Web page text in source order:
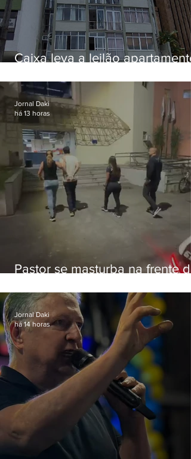
Caixa leva a leilão apartamento
Botafogo
Pastor se masturba na frente de
Jornal Daki
há 13 horas
Jornal Daki
há 14 horas